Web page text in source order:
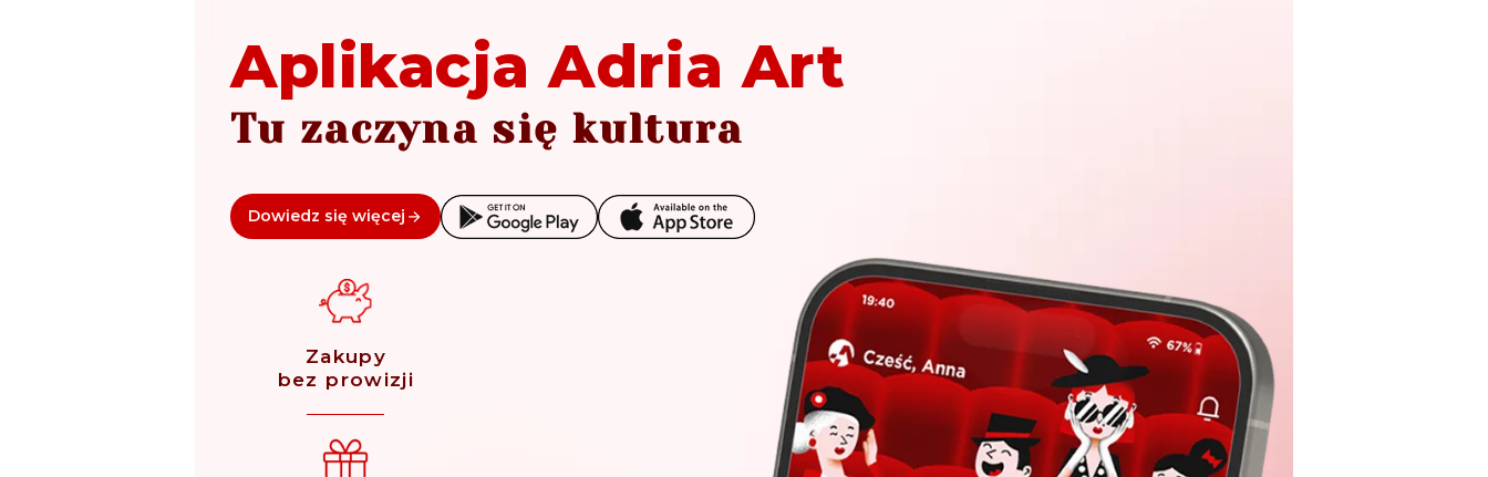
Aplikacja Adria Art
Tu zaczyna się kultura
Dowiedz się więcej
Zakupy
bez prowizji